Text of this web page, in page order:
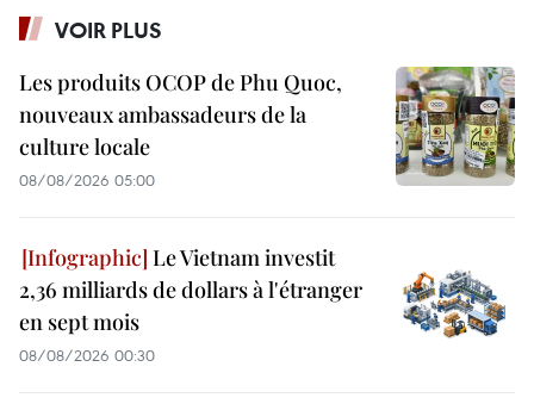
VOIR PLUS
Les produits OCOP de Phu Quoc,
nouveaux ambassadeurs de la
culture locale
08/08/2026 05:00
Le Vietnam investit
2,36 milliards de dollars à l'étranger
en sept mois
08/08/2026 00:30